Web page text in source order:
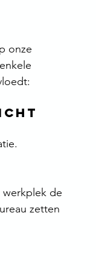
onze
de
zetten